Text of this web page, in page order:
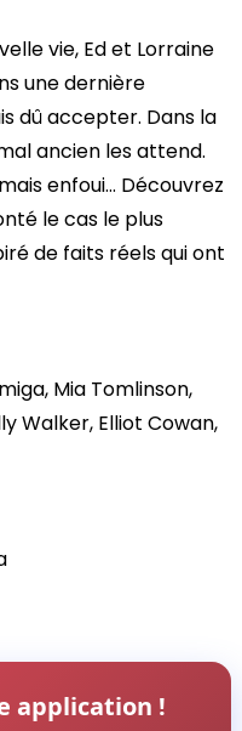
vie, Ed et Lorraine
une dernière
dû accepter. Dans la
ancien les attend.
enfoui... Découvrez
le cas le plus
de faits réels qui ont
Mia Tomlinson,
Walker, Elliot Cowan,
application !